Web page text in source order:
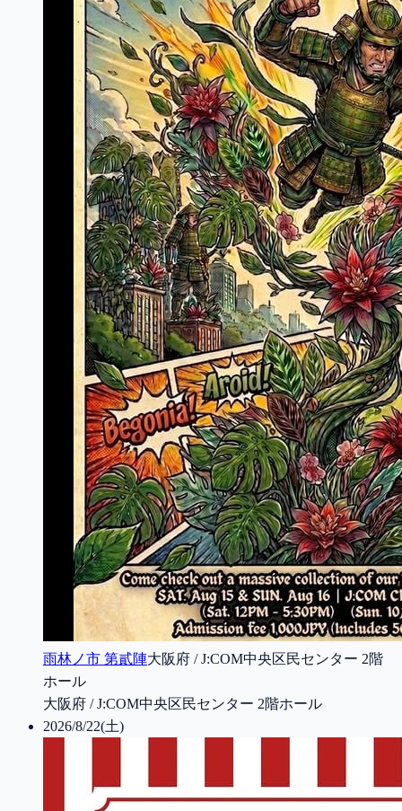
雨林ノ市 第貳陣大阪府 / J:COM中央区民センター 2階
ホール
大阪府 / J:COM中央区民センター 2階ホール
2026/8/22(土)